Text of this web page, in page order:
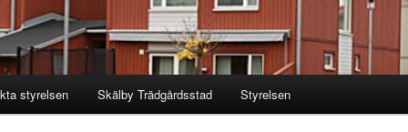
styrelsen Skälby Trädgårdsstad Styrelsen